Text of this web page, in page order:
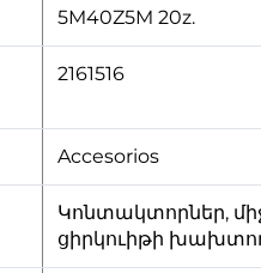
5M40Z5M 20z.
2161516
Accesorios
Կոնտակտորներ,
ցիրկուիթի